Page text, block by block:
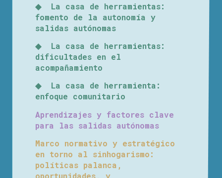
◆ La casa de herramientas:
fomento de la autonomía y
salidas autónomas
◆ La casa de herramientas:
dificultades en el
acompañamiento
◆ La casa de herramienta:
enfoque comunitario
Aprendizajes y factores clave
para las salidas autónomas
Marco normativo y estratégico
en torno al sinhogarismo:
políticas palanca,
oportunidades, y